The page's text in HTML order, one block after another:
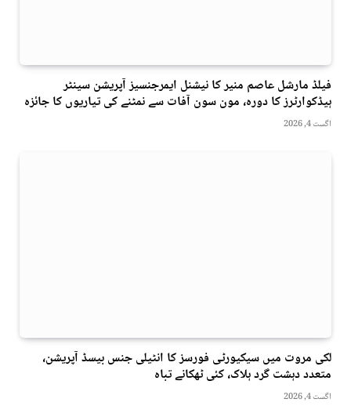
فیلڈ مارشل عاصم منیر کا نیشنل ایمرجنسیز آپریشن سینٹر
ہیڈکوارٹرز کا دورہ، مون سون آفات سے نمٹنے کی تیاریوں کا جائزہ
اگست 4, 2026
لکی مروت میں سیکیورٹی فورسز کا انٹیلی جنس بیسڈ آپریشن،
متعدد دہشت گرد ہلاک، کئی ٹھکانے تباہ
اگست 4, 2026